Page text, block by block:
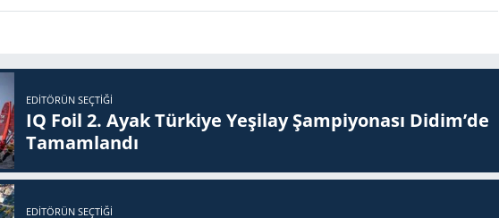
EDITÖRÜN SEÇTIĞI
IQ Foil 2. Ayak Tür­ki­ye Ye­şi­lay Şam­pi­yo­na­sı Didim’de
Ta­mam­lan­dı
EDITÖRÜN SEÇTIĞI